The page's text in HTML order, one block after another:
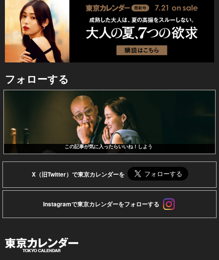
フォローする
この記事が気に入ったらいいね！しよう
X（旧Twitter）で東京カレンダーを
Instagramで東京カレンダーをフォローする